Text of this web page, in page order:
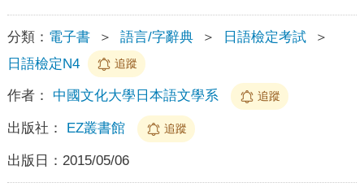
分類： 電子書 ＞ 語言/字辭典 ＞ 日語檢定考試
＞
日語檢定N4
追蹤
作者： 中國文化大學日本語文學系 追蹤
出版社： EZ叢書館 追蹤
出版日： 2015/05/06